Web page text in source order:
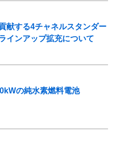
献する4チャネルスタンダー
インアップ拡充について
の純水素燃料電池